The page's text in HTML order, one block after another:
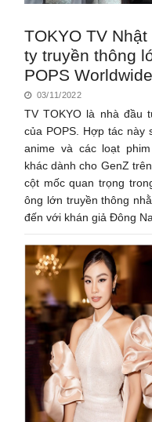
TOKYO TV
ty truyền thông
POPS Worldwide
03/11/2022
TV TOKYO là nhà đầu
của POPS. Hợp tác này
anime và các loạt
khác dành cho GenZ
cột mốc quan trọng
ông lớn truyền thông
đến với khán giả Đông